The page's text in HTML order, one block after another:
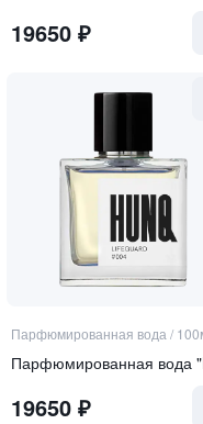
19650 ₽
Парфюмированная вода /
19650 ₽